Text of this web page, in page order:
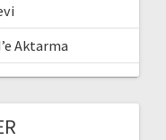
Aktarma